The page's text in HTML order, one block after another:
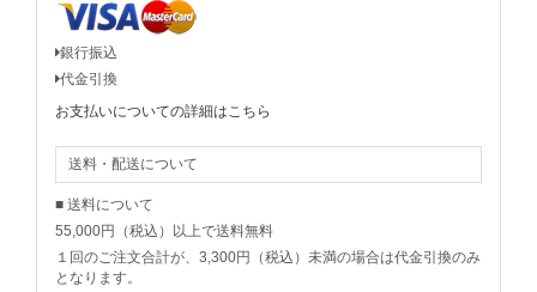
銀行振込
代金引換
お支払いについての詳細はこちら
送料・配送について
■ 送料について
55,000円（税込）以上で送料無料
１回のご注文合計が、3,300円（税込）未満の場合は代金引換のみ
となります。